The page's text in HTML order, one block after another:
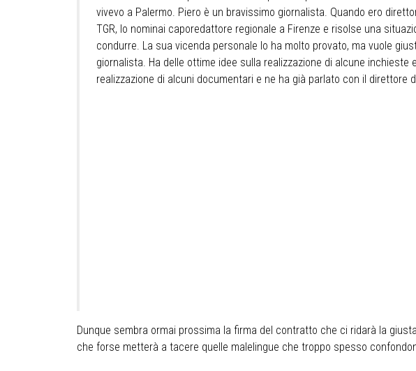
vivevo a Palermo. Piero è un bravissimo giornalista. Quando ero
TGR, lo nominai caporedattore regionale a Firenze e risolse una
condurre. La sua vicenda personale lo ha molto provato, ma vuole
giornalista. Ha delle ottime idee sulla realizzazione di alcune inchieste
realizzazione di alcuni documentari e ne ha già parlato con il direttore
Dunque sembra ormai prossima la firma del contratto che ci ridarà la
che forse metterà a tacere quelle malelingue che troppo spesso